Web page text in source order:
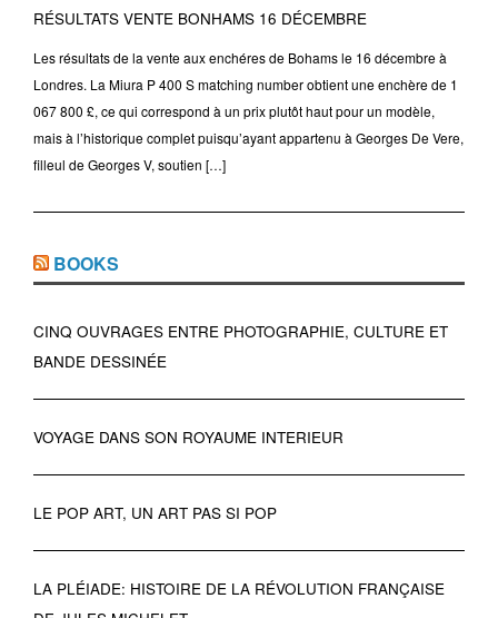
RÉSULTATS VENTE BONHAMS 16 DÉCEMBRE
Les résultats de la vente aux enchéres de Bohams le 16 décembre à
Londres. La Miura P 400 S matching number obtient une enchère de 1
067 800 £, ce qui correspond à un prix plutôt haut pour un modèle,
mais à l’historique complet puisqu’ayant appartenu à Georges De Vere,
filleul de Georges V, soutien […]
BOOKS
CINQ OUVRAGES ENTRE PHOTOGRAPHIE, CULTURE ET
BANDE DESSINÉE
VOYAGE DANS SON ROYAUME INTERIEUR
LE POP ART, UN ART PAS SI POP
LA PLÉIADE: HISTOIRE DE LA RÉVOLUTION FRANÇAISE